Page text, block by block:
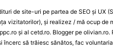
de site-uri pe partea de SEO și UX
vizitatorilor), și realizez / mă ocup de
și al cetd.ro. Blogger pe
încerc să trăiesc sănătos, fac